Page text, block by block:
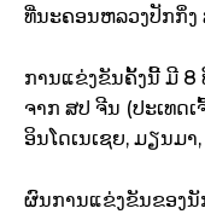
ທີ່ນະຄອນຫລວງປັກກິ່ງ
ການແຂ່ງຂັນຄັ້ງນີ້ ມີ 8
ຈາກ ສປ ຈີນ (ປະເທດເ
ອິນໂດເນເຊຍ, ມຽນມ
ຜົນການແຂ່ງຂັນຂອງນັ